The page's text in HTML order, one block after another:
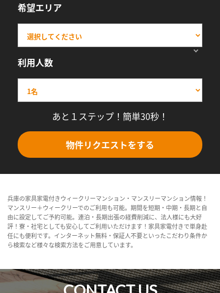
希望エリア
利用人数
あと１ステップ！簡単30秒！
物件リクエストをする
兵庫の家具家電付きウィークリーマンション・マンスリーマンション情報！
マンスリー＋ウィークリーでのご利用も可能。期間を短期・中期・長期と自
由に設定してご予約可能。連泊・長期出張の経費削減に、法人様にも大好
評！寮・社宅としても安心してご利用いただけます！家具家電付きで単身赴
任にも便利です。インターネット無料・保証人不要といったこだわり条件か
ら検索など様々な検索方法をご用意しています。